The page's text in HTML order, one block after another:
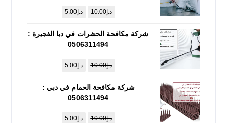
د.إ10.00 د.إ5.00
شركة مكافحة الحشرات في دبا الفجيرة :
0506311494
د.إ10.00 د.إ5.00
شركة مكافحة الحمام في دبي :
0506311494
د.إ10.00 د.إ5.00